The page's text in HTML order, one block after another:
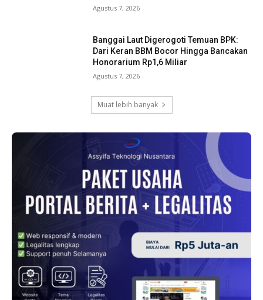
Agustus 7, 2026
Banggai Laut Digerogoti Temuan BPK:
Dari Keran BBM Bocor Hingga Bancakan
Honorarium Rp1,6 Miliar
Agustus 7, 2026
Muat lebih banyak